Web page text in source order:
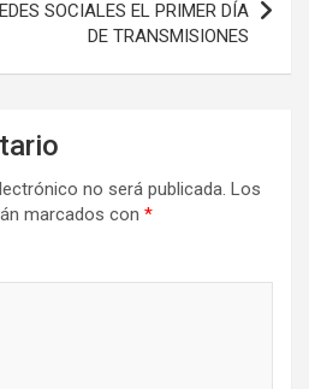
SOCIALES EL PRIMER DÍA
DE TRANSMISIONES
no será publicada. Los
marcados con *